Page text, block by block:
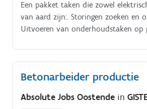
Een pakket taken die zowel
van aard zijn:. Storingen zoeken en
Uitvoeren van onderhoudstaken op
productielijnen Diverse
slijpen, boren, frezen en draaien)
Betonarbeider productie
Absolute Jobs Oostende in